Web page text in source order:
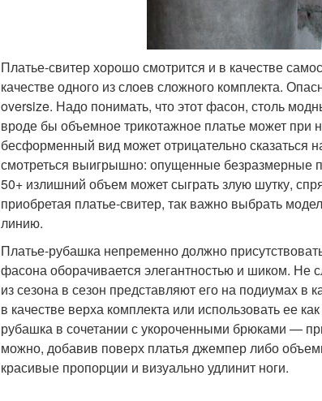
Платье-свитер хорошо смотрится и в качестве
качестве одного из слоев сложного комплекта.
oversize. Надо понимать, что этот фасон, столь
вроде бы объемное трикотажное платье может при
бесформенный вид может отрицательно сказаться
смотреться выигрышно: опущенные безразмерные
50+ излишний объем может сыграть злую шутку,
приобретая платье-свитер, так важно выбрать
линию.
Платье-рубашка непременно должно
фасона оборачивается элегантностью и шиком. Не
из сезона в сезон представляют его на подиумах
в качестве верха комплекта или использовать ее
рубашка в сочетании с укороченными брюками —
можно, добавив поверх платья джемпер либо
красивые пропорции и визуально удлинит ноги.